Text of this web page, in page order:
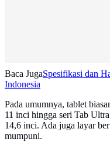
Baca JugaSpesifikasi dan
Indonesia
Pada umumnya, tablet
11 inci hingga seri Tab
14,6 inci. Ada juga layar
mumpuni.